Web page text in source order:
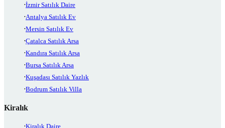
İzmir Satılık Daire
Antalya Satılık Ev
Mersin Satılık Ev
Çatalca Satılık Arsa
Kandıra Satılık Arsa
Bursa Satılık Arsa
Kuşadası Satılık Yazlık
Bodrum Satılık Villa
Kiralık
Kiralık Daire